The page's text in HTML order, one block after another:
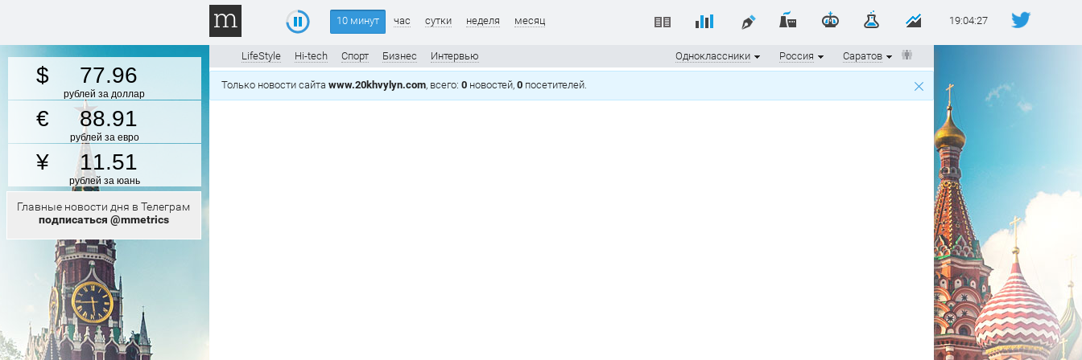
77.96
рублей за доллар
88.91
рублей за евро
11.51
рублей за юань
Главные новости дня в Телеграм
подписаться @mmetrics
19:04:27
10 минут час сутки неделя месяц
LifeStyle Hi-tech Спорт Бизнес Интервью Саратов
Россия
Одноклассники
Только новости сайта www.20khvylyn.com, всего: 0 новостей, 0 посетителей.